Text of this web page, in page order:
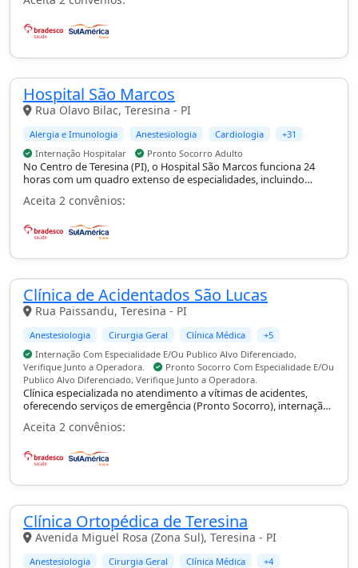
conforme especialidade e pronto-socorro geral.
Hospital São Marcos
Rua Olavo Bilac, Teresina - PI
Alergia e Imunologia Anestesiologia Cardiologia
+31
Internação Hospitalar
Pronto Socorro Adulto
No Centro de Teresina (PI), o Hospital São Marcos funciona 24
horas com um quadro extenso de especialidades, incluindo
cardiologia, cirurgia geral, plástica, torácica e vascular, oncologia e
neurocirurgia, com internação hospitalar e pronto-socorro
Aceita 2 convênios:
Clínica de Acidentados São Lucas
Rua Paissandu, Teresina - PI
Anestesiologia Cirurgia Geral Clínica Médica
+5
Internação Com Especialidade E/Ou Publico Alvo Diferenciado,
Verifique Junto a Operadora.
Pronto Socorro Com Especialidade E/Ou
Publico Alvo Diferenciado, Verifique Junto a Operadora.
Clínica especializada no atendimento a vítimas de acidentes,
oferecendo serviços de emergência (Pronto Socorro), internação
hospitalar, cirurgias, diagnóstico por imagem e reabilitação.
Aceita 2 convênios:
Clínica Ortopédica de Teresina
Avenida Miguel Rosa (Zona Sul), Teresina - PI
Anestesiologia Cirurgia Geral Clínica Médica
+4